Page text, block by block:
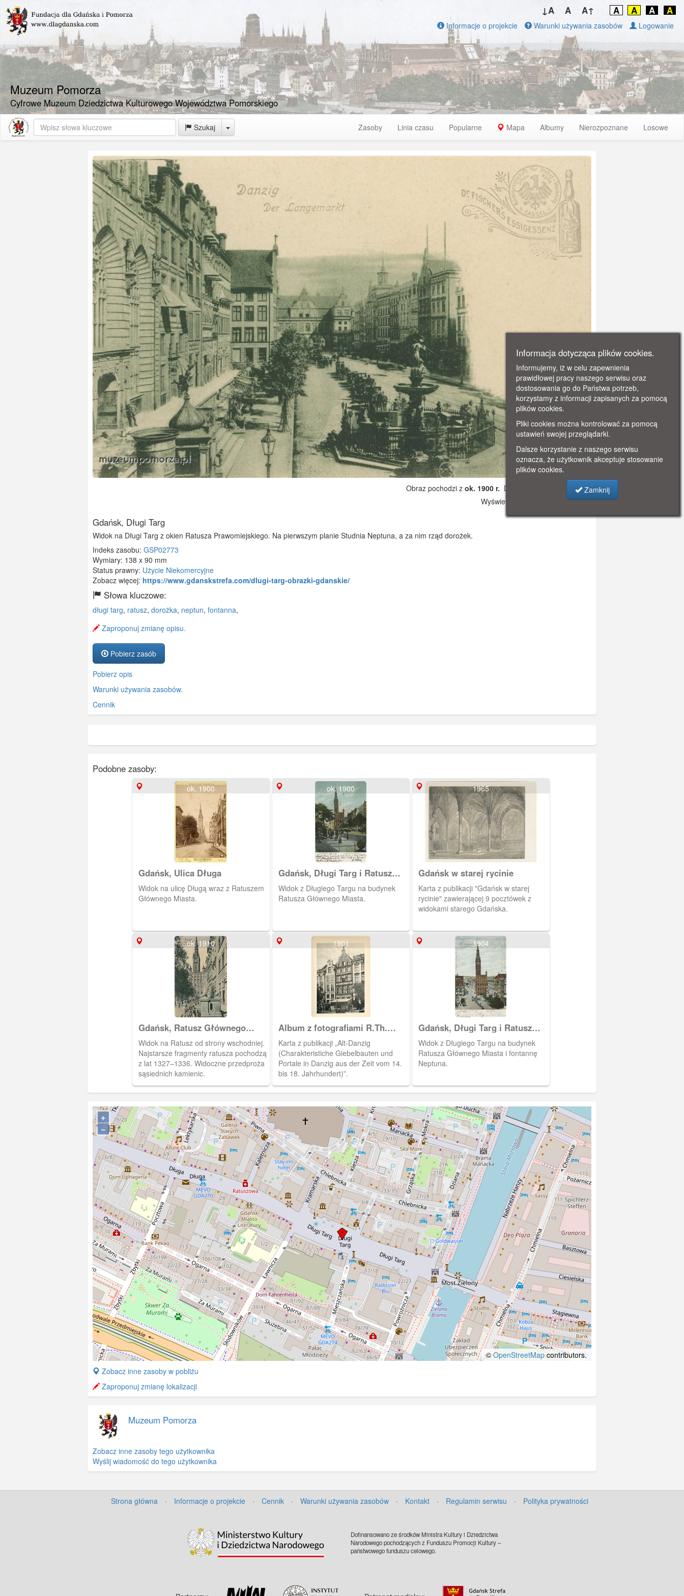
Muzeum Pomorza
Cyfrowe Muzeum Dziedzictwa Kulturowego Województwa Pomorskiego
↓A A A↑ A A A A
Informacje o projekcie Warunki używania zasobów Logowanie
Szukaj Toggle Dropdown Zasoby Linia czasu Popularne Mapa Albumy Nierozpoznane Losowe
Obraz pochodzi z ok. 1900 r. Dodano: 2021-11-08 12:15
Wyświetlono: 2563
Gdańsk, Długi Targ
Widok na Długi Targ z okien Ratusza Prawomiejskiego. Na pierwszym planie Studnia Neptuna, a za nim rząd dorożek.
Indeks zasobu: GSP02773
Wymiary: 138 x 90 mm
Status prawny: Użycie Niekomercyjne
Zobacz więcej: https://www.gdanskstrefa.com/dlugi-targ-obrazki-gdanskie/
Słowa kluczowe:
długi targ, ratusz, dorożka, neptun, fontanna,
Zaproponuj zmianę opisu.
Pobierz zasób
Pobierz opis
Warunki używania zasobów.
Cennik
Podobne zasoby:
ok. 1900
Gdańsk, Ulica Długa
Widok na ulicę Długą wraz z Ratuszem
Głównego Miasta.
ok. 1900
Gdańsk, Długi Targ i Ratusz
Głównego Miasta
Widok z Długiego Targu na budynek
Ratusza Głównego Miasta.
1965
Gdańsk w starej rycinie
Karta z publikacji "Gdańsk w starej
rycinie" zawierającej 9 pocztówek z
widokami starego Gdańska.
ok. 1910
Gdańsk, Ratusz Głównego
Miasta
Widok na Ratusz od strony wschodniej.
Najstarsze fragmenty ratusza pochodzą
z lat 1327–1336. Widoczne przedproża
sąsiednich kamienic.
1901
Album z fotografiami R.Th.
Kuhna
Karta z publikacji „Alt-Danzig
(Charakteristiche Giebelbauten und
Portale in Danzig aus der Zeit vom 14.
bis 18. Jahrhundert)”.
1904
Gdańsk, Długi Targ i Ratusz
Głównego Miasta
Widok z Długiego Targu na budynek
Ratusza Głównego Miasta i fontannę
Neptuna.
+
−
©OpenStreetMap contributors.
+
−
Zobacz inne zasoby w pobliżu
Zaproponuj zmianę lokalizacji
Muzeum Pomorza
Zobacz inne zasoby tego użytkownika
Wyślij wiadomość do tego użytkownika
Strona główna · Informacje o projekcie · Cennik · Warunki używania zasobów · Kontakt · Regulamin serwisu · Polityka prywatności
Dofinansowano ze środków Ministra Kultury i Dziedzictwa
Narodowego pochodzących z Funduszu Promocji Kultury –
państwowego funduszu celowego.
Informacja dotycząca plików cookies.
Informujemy, iż w celu zapewnienia
prawidłowej pracy naszego serwisu oraz
dostosowania go do Państwa potrzeb,
korzystamy z informacji zapisanych za pomocą
plików cookies.
Pliki cookies można kontrolować za pomocą
ustawień swojej przeglądarki.
Dalsze korzystanie z naszego serwisu
oznacza, że użytkownik akceptuje stosowanie
plików cookies.
Zamknij